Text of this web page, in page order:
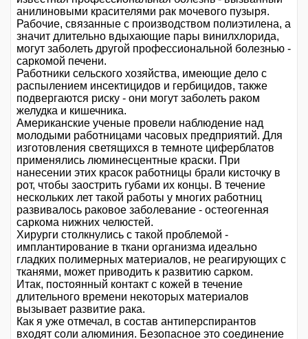
анилиновыми красителями рак мочевого пузыря.
Рабочие, связанные с производством полиэтилена, а
значит длительно вдыхающие пары винилхлорида,
могут заболеть другой профессиональной болезнью -
саркомой печени.
Работники сельского хозяйства, имеющие дело с
распылением инсектицидов и гербицидов, также
подвергаются риску - они могут заболеть раком
желудка и кишечника.
Американские ученые провели наблюдение над
молодыми работницами часовых предприятий. Для
изготовления светящихся в темноте циферблатов
применялись люминесцентные краски. При
нанесении этих красок работницы брали кисточку в
рот, чтобы заострить губами их концы. В течение
нескольких лет такой работы у многих работниц
развивалось раковое заболевание - остеогенная
саркома нижних челюстей.
Хирурги столкнулись с такой проблемой -
имплантирование в ткани организма идеально
гладких полимерных материалов, не реагирующих с
тканями, может приводить к развитию сарком.
Итак, постоянный контакт с кожей в течение
длительного времени некоторых материалов
вызывает развитие рака.
Как я уже отмечал, в состав антиперспирантов
входят соли алюминия. Безопасное это соединение